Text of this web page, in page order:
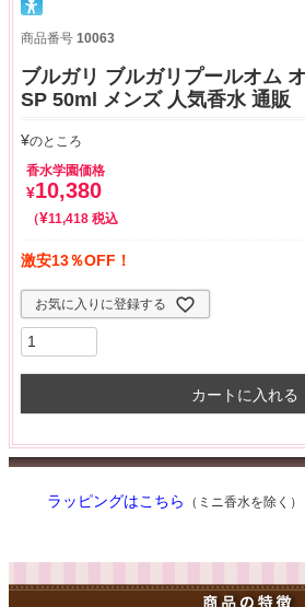
商品番号 10063
ブルガリ ブルガリプールオム
SP 50ml メンズ 人気香水 通販
¥のところ
香水学園価格
¥10,380
¥11,418 税込
激安13％OFF！
お気に入りに登録する
カートに入れる
ラッピングはこちら （ミニ香水を除く）